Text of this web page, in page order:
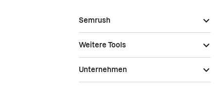
Semrush
Weitere Tools
Unternehmen